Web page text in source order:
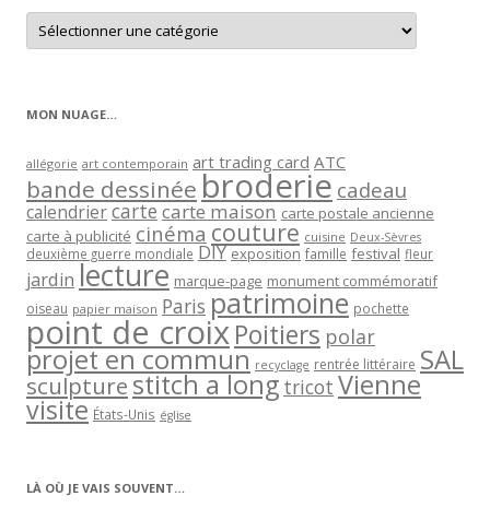
Retrouver
les
articles
MON NUAGE…
allégorie art contemporain art trading card ATC
bande dessinée broderie cadeau
calendriercartecarte maison carte postale ancienne
carte à publicité cinéma couture cuisine Deux-Sèvres
deuxième guerre mondiale DIY exposition famille festival fleur
jardin lecture marque-page monument commémoratif
oiseau papier maison Paris patrimoine pochette
point de croixPoitiers polar
projet en commun recyclage rentrée littéraire SAL
sculpturestitch a long tricot Vienne
visite États-Unis église
LÀ OÙ JE VAIS SOUVENT…